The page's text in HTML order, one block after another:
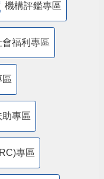
機構評鑑專區
福利專區
區
專區
專區